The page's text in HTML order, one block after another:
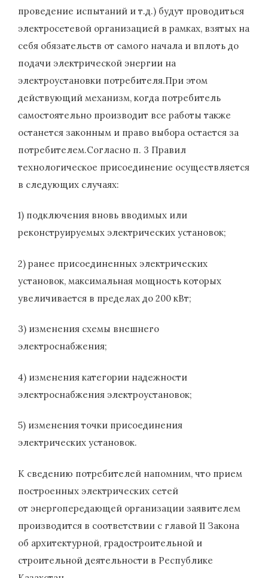
проведение испытаний и т.д.) будут проводиться
электросетевой организацией в рамках, взятых на
себя обязательств от самого начала и вплоть до
подачи электрической энергии на
электроустановки потребителя.При этом
действующий механизм, когда потребитель
самостоятельно производит все работы также
останется законным и право выбора остается за
потребителем.Согласно п. 3 Правил
технологическое присоединение осуществляется
в следующих случаях:
1) подключения вновь вводимых или
реконструируемых электрических установок;
2) ранее присоединенных электрических
установок, максимальная мощность которых
увеличивается в пределах до 200 кВт;
3) изменения схемы внешнего
электроснабжения;
4) изменения категории надежности
электроснабжения электроустановок;
5) изменения точки присоединения
электрических установок.
К сведению потребителей напомним, что прием
построенных электрических сетей
от энергопередающей организации заявителем
производится в соответствии с главой 11 Закона
об архитектурной, градостроительной и
строительной деятельности в Республике